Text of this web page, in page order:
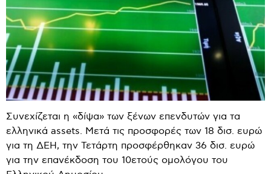
Συνεχίζεται η «δίψα» των ξένων επενδυτών για τα
ελληνικά assets. Μετά τις προσφορές των 18 δισ. ευρώ
για τη ΔΕΗ, την Τετάρτη προσφέρθηκαν 36 δισ. ευρώ
για την επανέκδοση του 10ετούς ομολόγου του